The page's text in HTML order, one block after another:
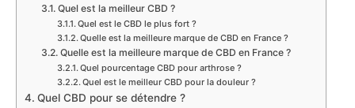
Quel est la meilleur CBD ?
Quel est le CBD le plus fort ?
Quelle est la meilleure marque de CBD en France ?
Quelle est la meilleure marque de CBD en France ?
Quel pourcentage CBD pour arthrose ?
Quel est le meilleur CBD pour la douleur ?
Quel CBD pour se détendre ?